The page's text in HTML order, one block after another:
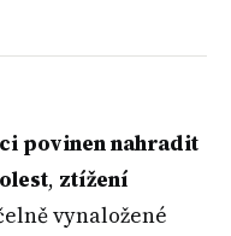
povinen nahradit
, ztížení
vynaložené